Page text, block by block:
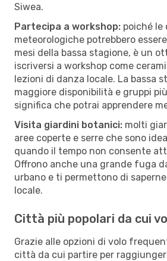
Siwea.
Partecipa a workshop: poiché le
meteorologiche potrebbero
mesi della bassa stagione, è un
iscriversi a workshop come
lezioni di danza locale. La bassa
maggiore disponibilità e gruppi
significa che potrai apprendere
Visita giardini botanici: molti
aree coperte e serre che sono
quando il tempo non consente
Offrono anche una grande fuga
urbano e ti permettono di
locale.
Città più popolari da cui
Grazie alle opzioni di volo
città da cui partire per